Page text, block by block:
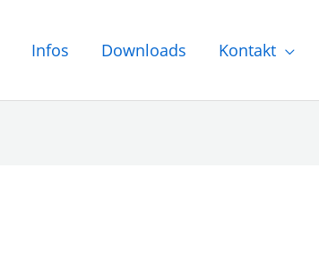
Infos Downloads Kontakt